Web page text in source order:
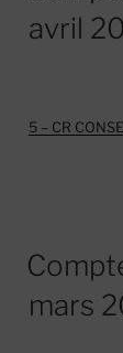
avril
5 – CR
mars